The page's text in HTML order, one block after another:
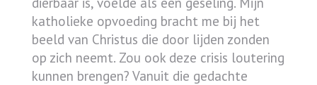
katholieke opvoeding bracht me bij het
beeld van Christus die door lijden zonden
op zich neemt. Zou ook deze crisis loutering
kunnen brengen? Vanuit die gedachte